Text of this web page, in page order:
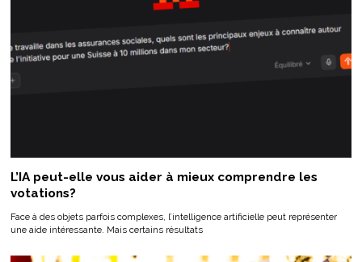
L’IA peut-elle vous aider à mieux comprendre les
votations?
Face à des objets parfois complexes, l’intelligence artificielle peut représenter
une aide intéressante. Mais certains résultats